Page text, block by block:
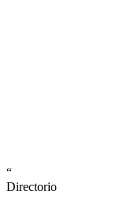
“
Directorio